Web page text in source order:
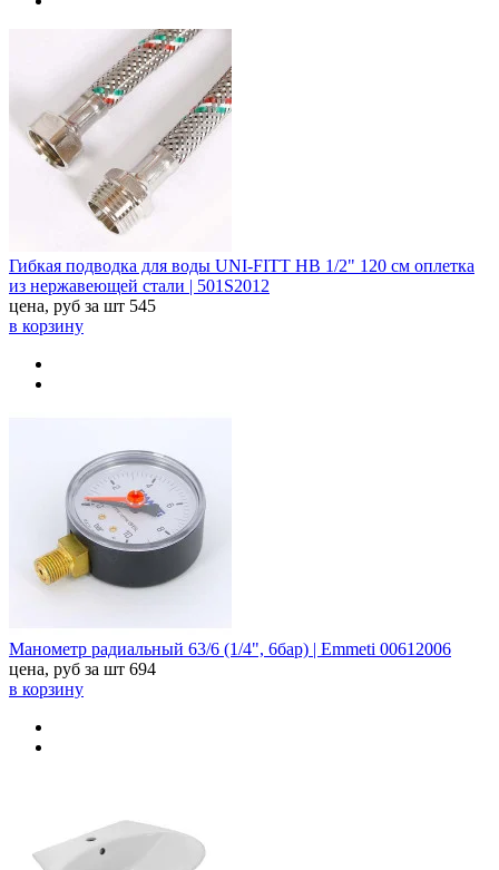
Гибкая подводка для воды UNI-FITT НВ 1/2" 120 см оплетка
из нержавеющей стали | 501S2012
цена, руб за шт 545
в корзину
Манометр радиальный 63/6 (1/4", 6бар) | Emmeti 00612006
цена, руб за шт 694
в корзину